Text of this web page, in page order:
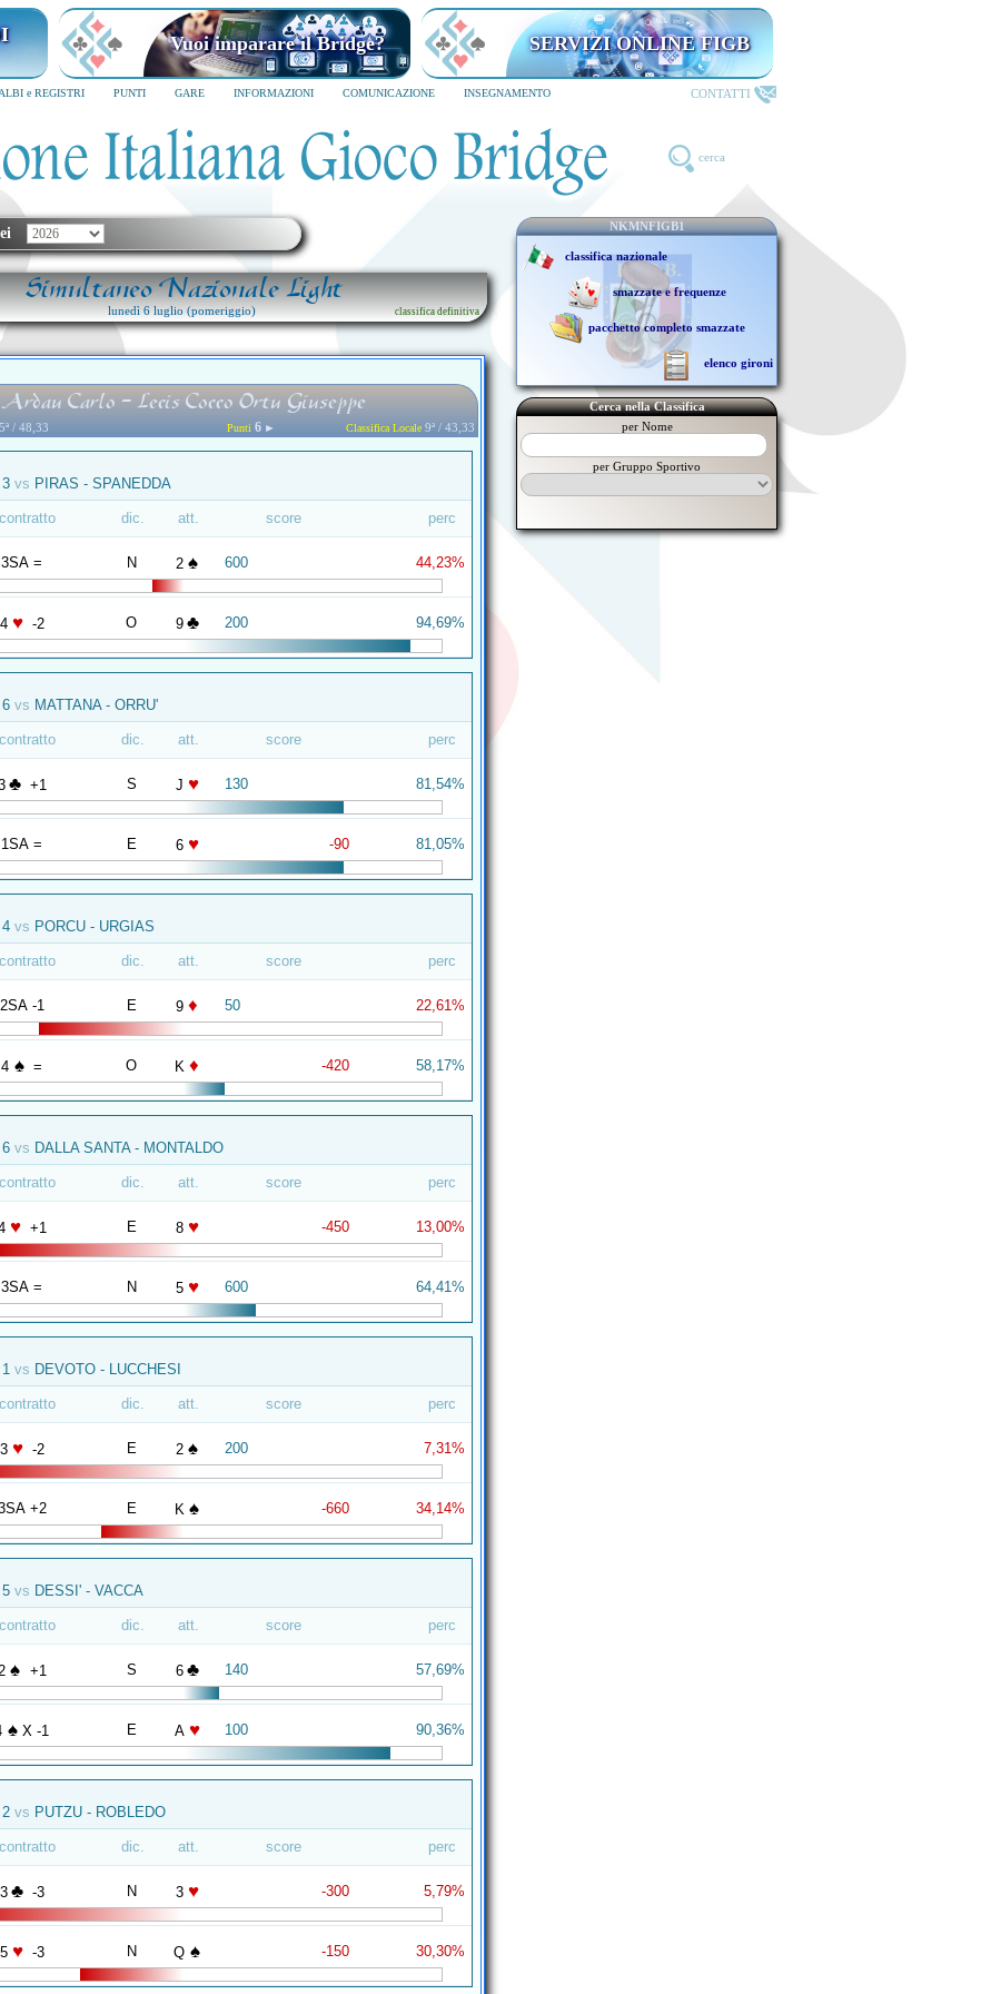
Vuoi imparare il Bridge?
SCRIVICI SUBITO
SERVIZI ONLINE FIGB
riservati ai TESSERATI
ALBI e REGISTRI PUNTI GARE INFORMAZIONI COMUNICAZIONE INSEGNAMENTO CONTATTI
cerca
Simultaneo Nazionale Light
lunedì 6 luglio (pomeriggio) classifica definitiva
Ardau Carlo - Lecis Cocco Ortu Giuseppe
/ 48,33 Punti 6 ► Classifica Locale 9ª / 43,33
3 vs PIRAS - SPANEDDA
contratto dic. att. score perc
3SA = N 2 ♠ 600 44,23%
4 ♥ -2 O 9 ♣ 200 94,69%
6 vs MATTANA - ORRU'
contratto dic. att. score perc
♣ +1 S J ♥ 130 81,54%
1SA = E 6 ♥ -90 81,05%
4 vs PORCU - URGIAS
contratto dic. att. score perc
2SA -1 E 9 ♦ 50 22,61%
4 ♠ = O K ♦ -420 58,17%
6 vs DALLA SANTA - MONTALDO
contratto dic. att. score perc
♥ +1 E 8 ♥ -450 13,00%
3SA = N 5 ♥ 600 64,41%
1 vs DEVOTO - LUCCHESI
contratto dic. att. score perc
3 ♥ -2 E 2 ♠ 200 7,31%
+2 E K ♠ -660 34,14%
5 vs DESSI' - VACCA
contratto dic. att. score perc
♠ +1 S 6 ♣ 140 57,69%
♠ X -1 E A ♥ 100 90,36%
2 vs PUTZU - ROBLEDO
contratto dic. att. score perc
3 ♣ -3 N 3 ♥ -300 5,79%
5 ♥ -3 N Q ♠ -150 30,30%
NKMNFIGB1
classifica nazionale
smazzate e frequenze
pacchetto completo smazzate
elenco gironi
Cerca nella Classifica
per Nome
per Gruppo Sportivo